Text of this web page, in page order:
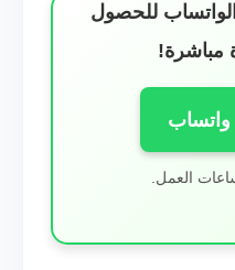
للحصول
مباشرة!
واتساب
العمل.